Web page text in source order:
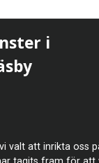
i
valt att inrikta oss